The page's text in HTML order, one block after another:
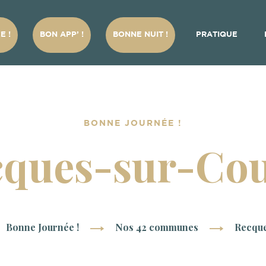
! BON APP’ ! BONNE NUIT ! PRATIQUE
BONNE JOURNÉE !
sur-
Bonne Journée ! Nos 42 communes